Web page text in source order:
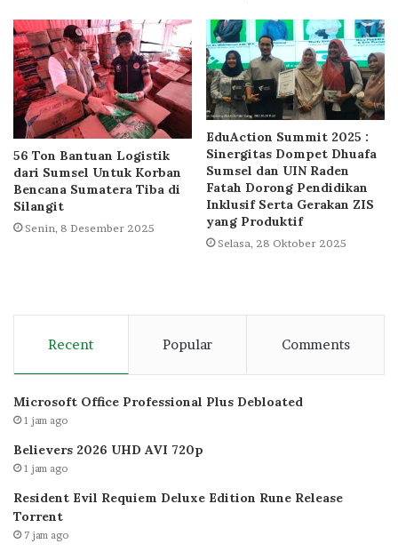
56 Ton Bantuan Logistik
dari Sumsel Untuk Korban
Bencana Sumatera Tiba di
Silangit
Senin, 8 Desember 2025
EduAction Summit 2025 :
Sinergitas Dompet Dhuafa
Sumsel dan UIN Raden
Fatah Dorong Pendidikan
Inklusif Serta Gerakan ZIS
yang Produktif
Selasa, 28 Oktober 2025
Recent Popular Comments
Microsoft Office Professional Plus Debloated
1 jam ago
Believers 2026 UHD AVI 720p
1 jam ago
Resident Evil Requiem Deluxe Edition Rune Release
Torrent
7 jam ago